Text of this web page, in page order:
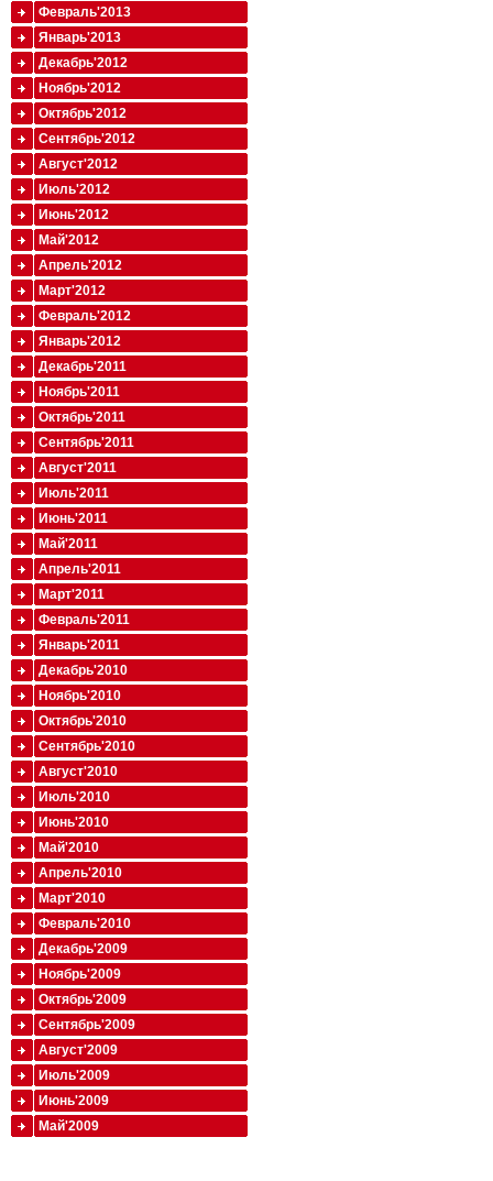
Февраль'2013
Январь'2013
Декабрь'2012
Ноябрь'2012
Октябрь'2012
Сентябрь'2012
Август'2012
Июль'2012
Июнь'2012
Май'2012
Апрель'2012
Март'2012
Февраль'2012
Январь'2012
Декабрь'2011
Ноябрь'2011
Октябрь'2011
Сентябрь'2011
Август'2011
Июль'2011
Июнь'2011
Май'2011
Апрель'2011
Март'2011
Февраль'2011
Январь'2011
Декабрь'2010
Ноябрь'2010
Октябрь'2010
Сентябрь'2010
Август'2010
Июль'2010
Июнь'2010
Май'2010
Апрель'2010
Март'2010
Февраль'2010
Декабрь'2009
Ноябрь'2009
Октябрь'2009
Сентябрь'2009
Август'2009
Июль'2009
Июнь'2009
Май'2009